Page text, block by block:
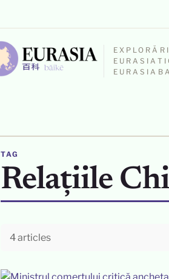
TAG
Relațiile
4 articles